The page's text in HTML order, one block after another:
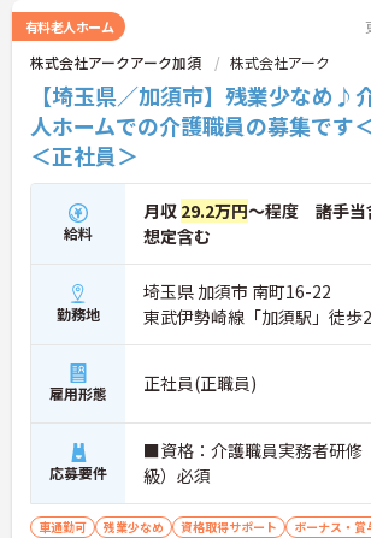
有料老人ホーム
株式会社アークアーク加須 株式会社アーク
【埼玉県／加須市】残業少なめ♪
人ホームでの介護職員の募集です
＜正社員＞
給料
月収 29.2万円～程度 諸手当
想定含む
勤務地
埼玉県 加須市 南町16-22
東武伊勢崎線「加須駅」徒歩
雇用形態 正社員(正職員)
応募要件
■資格：介護職員実務者研修
級）必須
車通勤可 残業少なめ 資格取得サポート ボーナス・賞